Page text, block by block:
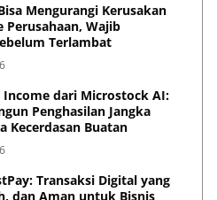
Mengurangi Kerusakan
Perusahaan, Wajib
Terlambat
Income dari Microstock AI:
Penghasilan Jangka
Kecerdasan Buatan
Transaksi Digital yang
dan Aman untuk Bisnis